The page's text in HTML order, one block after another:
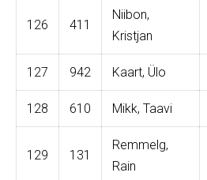
126 411
Niibon,
Kristjan
127 942 Kaart, Ülo
128 610 Mikk, Taavi
129 131
Remmelg,
Rain